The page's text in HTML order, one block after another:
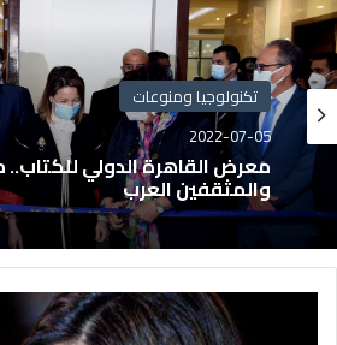
تكنولوجيا ومنوعات
2022-07-05
معرض القاهرة الدولي للكتاب..
والمثقفين العرب